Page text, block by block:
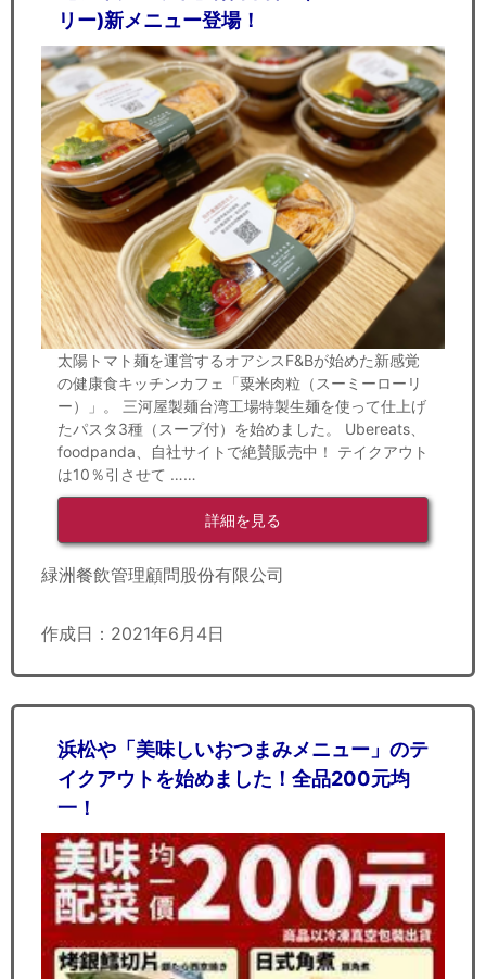
リー)新メニュー登場！
太陽トマト麺を運営するオアシスF&Bが始めた新感覚
の健康食キッチンカフェ「粟米肉粒（スーミーローリ
ー）」。 三河屋製麺台湾工場特製生麺を使って仕上げ
たパスタ3種（スープ付）を始めました。 Ubereats、
foodpanda、自社サイトで絶賛販売中！ テイクアウト
は10％引させて ……
詳細を見る
緑洲餐飲管理顧問股份有限公司
作成日：2021年6月4日
浜松や「美味しいおつまみメニュー」のテ
イクアウトを始めました！全品200元均
一！